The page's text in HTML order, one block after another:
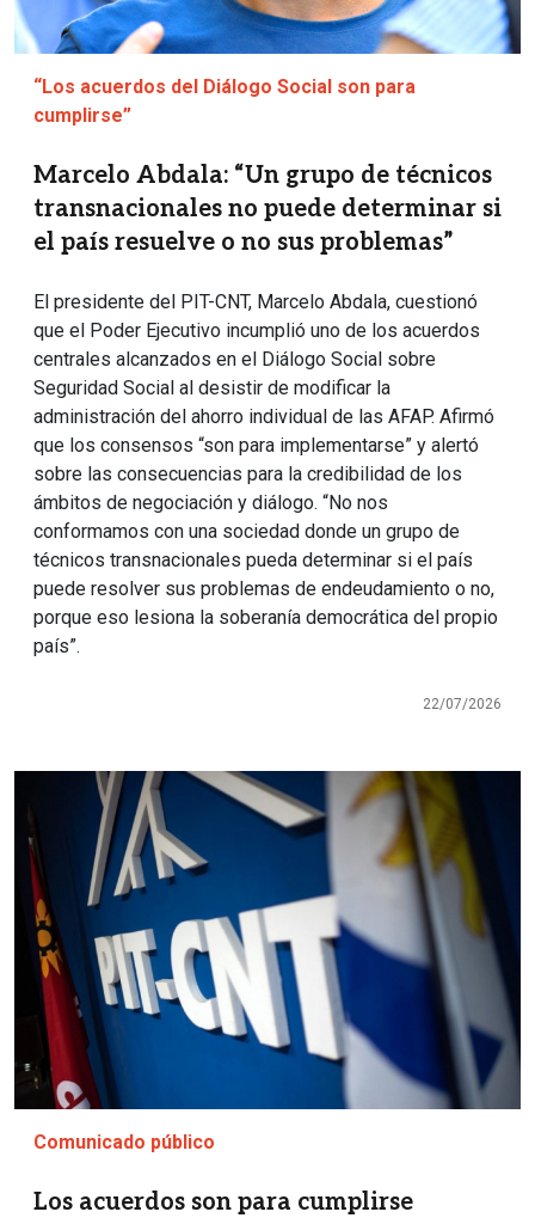
“Los acuerdos del Diálogo Social son para
cumplirse”
Marcelo Abdala: “Un grupo de técnicos
transnacionales no puede determinar si
el país resuelve o no sus problemas”
El presidente del PIT-CNT, Marcelo Abdala, cuestionó
que el Poder Ejecutivo incumplió uno de los acuerdos
centrales alcanzados en el Diálogo Social sobre
Seguridad Social al desistir de modificar la
administración del ahorro individual de las AFAP. Afirmó
que los consensos “son para implementarse” y alertó
sobre las consecuencias para la credibilidad de los
ámbitos de negociación y diálogo. “No nos
conformamos con una sociedad donde un grupo de
técnicos transnacionales pueda determinar si el país
puede resolver sus problemas de endeudamiento o no,
porque eso lesiona la soberanía democrática del propio
país”.
22/07/2026
Imagen
Comunicado público
Los acuerdos son para cumplirse